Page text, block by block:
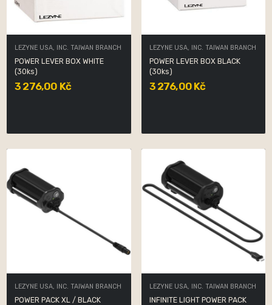
LEZYNE USA, INC. TAIWAN BRANCH
POWER LEVER BOX WHITE
(30ks)
3 276,00 Kč
LEZYNE USA, INC. TAIWAN BRANCH
POWER LEVER BOX BLACK
(30ks)
3 276,00 Kč
LEZYNE USA, INC. TAIWAN BRANCH
POWER PACK XL / BLACK
LEZYNE USA, INC. TAIWAN BRANCH
INFINITE LIGHT POWER PACK